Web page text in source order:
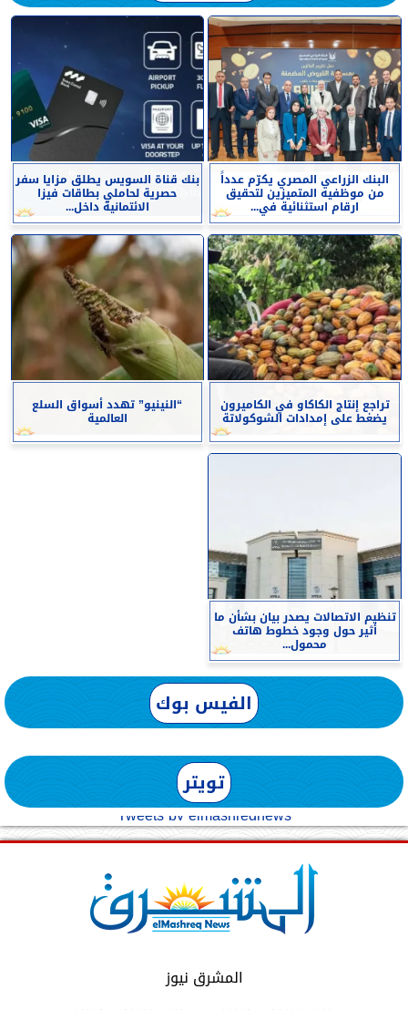
البنك الزراعي المصري يكرّم عدداً
من موظفيه المتميزين لتحقيق
ارقام استثنائية في...
بنك قناة السويس يطلق مزايا سفر
حصرية لحاملي بطاقات فيزا
الائتمانية داخل...
تراجع إنتاج الكاكاو في الكاميرون
يضغط على إمدادات الشوكولاتة
“النينيو” تهدد أسواق السلع
العالمية
تنظيم الاتصالات يصدر بيان بشأن ما
أثير حول وجود خطوط هاتف
محمول...
الفيس بوك
تويتر
Tweets by elmashreqnews
المشرق نيوز